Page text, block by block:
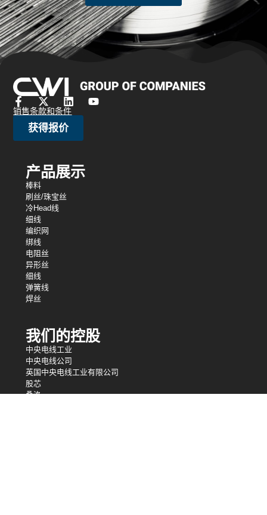
销售条款和条件
获得报价
产品展示
棒料
刷丝/珠宝丝
冷Head线
细线
编织网
绑线
电阻丝
异形丝
细线
弹簧线
焊丝
我们的控股
中央电线工业
中央电线公司
英国中央电线工业有限公司
股芯
桑洛